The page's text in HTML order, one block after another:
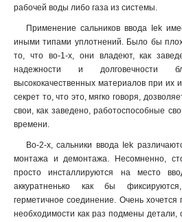
рабочей воды либо газа из системы.
Применение сальников ввода Iek
иными типами уплотнений. Было бы
то, что во-1-х, они владеют, как
надежности и долговечности
высококачественных материалов при их
секрет то, что это, мягко говоря,
свои, как заведено, работоспособные
времени.
Во-2-х, сальники ввода Iek
монтажа и демонтажа. Несомненно,
просто инсталлируются на место
аккуратненько как бы
герметичное соединение. Очень хочется
необходимости как раз подмены детали,